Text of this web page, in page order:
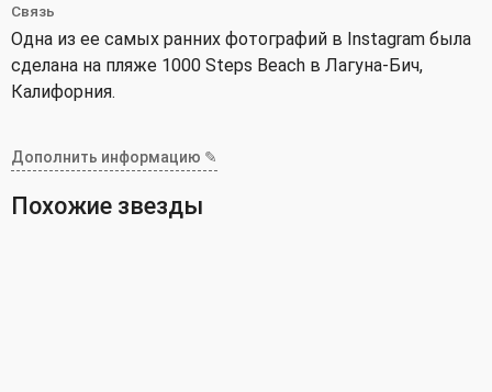
Связь
Одна из ее самых ранних фотографий в Instagram была
сделана на пляже 1000 Steps Beach в Лагуна-Бич,
Калифорния.
Дополнить информацию ✎
Похожие звезды